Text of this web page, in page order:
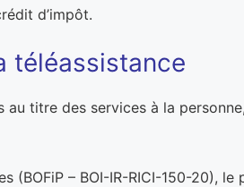
d’impôt.
téléassistance
titre des services à la
(BOFiP – BOI-IR-RICI-150-20),